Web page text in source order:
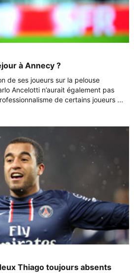
à Annecy ?
de ses joueurs sur la pelouse
Ancelotti n’aurait également pas
de certains joueurs ...
Thiago toujours absents